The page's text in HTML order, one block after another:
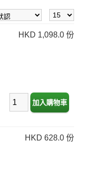
HKD 1,098.0 份
HKD 628.0 份